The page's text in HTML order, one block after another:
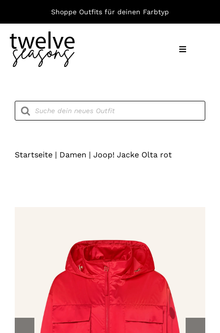
springen
Shoppe Outfits für deinen Farbtyp
Toggle
Products
search
Startseite| Damen | Joop! Jacke Olta rot